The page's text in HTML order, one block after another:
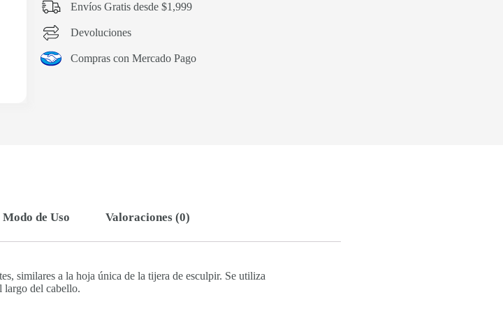
Envíos Gratis desde $1,999
Devoluciones
Compras con Mercado Pago
Modo de Uso Valoraciones (0)
similares a la hoja única de la tijera de esculpir. Se utiliza
largo del cabello.